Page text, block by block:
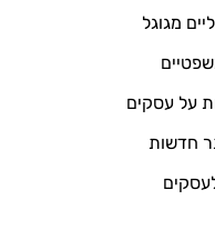
מגוגל
על עסקים
חדשות